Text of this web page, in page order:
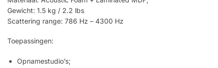
Gewicht: 1.5 kg / 2.2 lbs
Scattering range: 786 Hz – 4300 Hz
Toepassingen:
Opnamestudio’s;